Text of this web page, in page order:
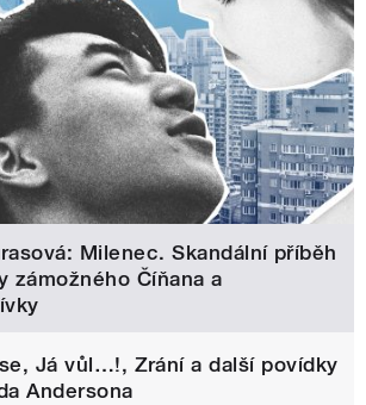
Milenec. Skandální příběh
zámožného Číňana a
Já vůl…!, Zrání a další povídky
Andersona